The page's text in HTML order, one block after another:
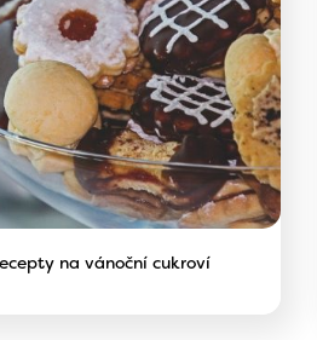
na vánoční cukroví